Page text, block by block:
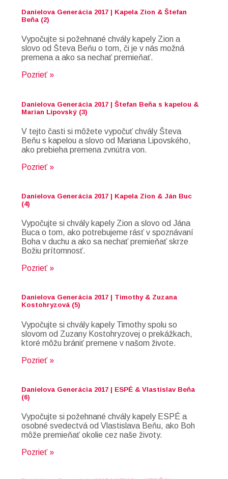
Danielova Generácia 2017 | Kapela Zion & Štefan
Beňa (2)
Vypočujte si požehnané chvály kapely Zion a
slovo od Števa Beňu o tom, či je v nás možná
premena a ako sa nechať premieňať.
Pozrieť »
Danielova Generácia 2017 | Štefan Beňa s kapelou &
Marian Lipovský (3)
V tejto časti si môžete vypočuť chvály Števa
Beňu s kapelou a slovo od Mariana Lipovského,
ako prebieha premena zvnútra von.
Pozrieť »
Danielova Generácia 2017 | Kapela Zion & Ján Buc
(4)
Vypočujte si chvály kapely Zion a slovo od Jána
Buca o tom, ako potrebujeme rásť v spoznávaní
Boha v duchu a ako sa nechať premieňať skrze
Božiu prítomnosť.
Pozrieť »
Danielova Generácia 2017 | Timothy & Zuzana
Kostohryzová (5)
Vypočujte si chvály kapely Timothy spolu so
slovom od Zuzany Kostohryzovej o prekážkach,
ktoré môžu brániť premene v našom živote.
Pozrieť »
Danielova Generácia 2017 | ESPÉ & Vlastislav Beňa
(6)
Vypočujte si požehnané chvály kapely ESPÉ a
osobné svedectvá od Vlastislava Beňu, ako Boh
môže premieňať okolie cez naše životy.
Pozrieť »